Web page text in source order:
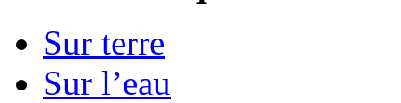
Sur terre
Sur l’eau